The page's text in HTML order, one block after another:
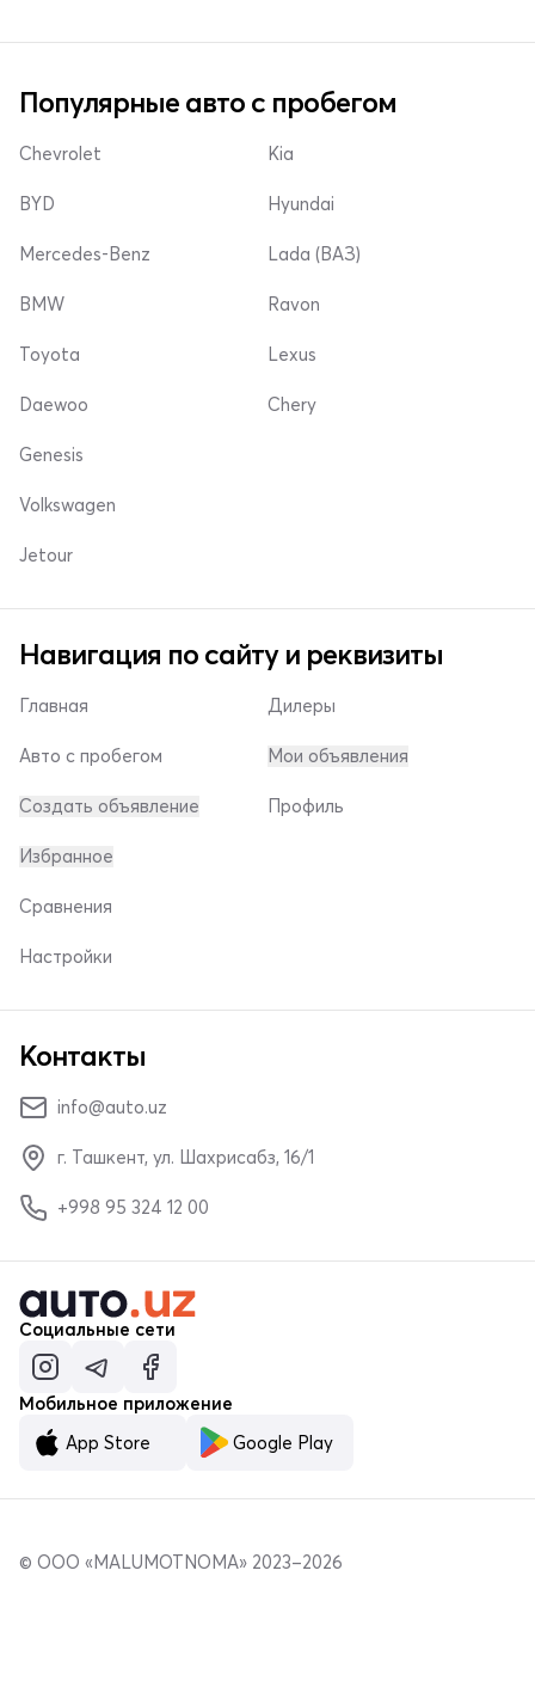
Популярные авто с пробегом
Chevrolet
BYD
Mercedes-Benz
Kia
Hyundai
Lada (ВАЗ)
BMW
Toyota
Daewoo
Ravon
Lexus
Chery
Genesis
Volkswagen
Jetour
Навигация по сайту и реквизиты
Главная
Авто с пробегом
Создать объявление
Дилеры
Мои объявления
Профиль
Избранное
Сравнения
Настройки
Контакты
info@auto.uz
г. Ташкент, ул. Шахрисабз, 16/1
+998 95 324 12 00
Социальные сети
Мобильное приложение
App Store
Google Play
© ООО «MALUMOTNOMA» 2023–2026